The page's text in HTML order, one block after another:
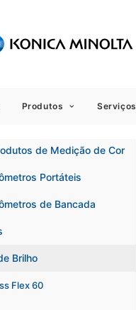
Produtos Serviços
de Medição de Cor
Portáteis
de Bancada
Brilho
Flex 60